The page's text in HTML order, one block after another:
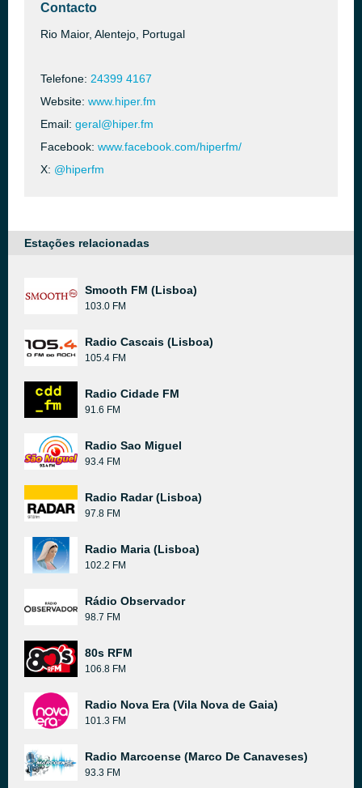
Contacto
Rio Maior, Alentejo, Portugal
Telefone: 24399 4167
Website: www.hiper.fm
Email: geral@hiper.fm
Facebook: www.facebook.com/hiperfm/
X: @hiperfm
Estações relacionadas
Smooth FM (Lisboa)
103.0 FM
Radio Cascais (Lisboa)
105.4 FM
Radio Cidade FM
91.6 FM
Radio Sao Miguel
93.4 FM
Radio Radar (Lisboa)
97.8 FM
Radio Maria (Lisboa)
102.2 FM
Rádio Observador
98.7 FM
80s RFM
106.8 FM
Radio Nova Era (Vila Nova de Gaia)
101.3 FM
Radio Marcoense (Marco De Canaveses)
93.3 FM